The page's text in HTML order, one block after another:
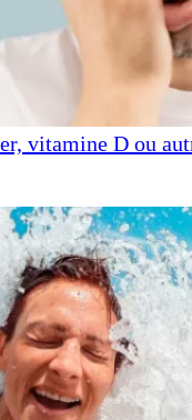
vitamine D ou